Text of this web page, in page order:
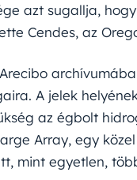
azt sugallja,
Cendes, az
A jelek
az égbolt
Array, egy
mint egyetlen,